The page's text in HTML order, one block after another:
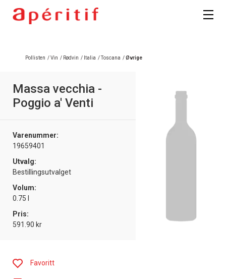
Pollisten /Vin / Rødvin / Italia /Toscana /Øvrige
Massa vecchia -
Poggio a' Venti
Varenummer:
19659401
Utvalg:
Bestillingsutvalget
Volum:
0.75 l
Pris:
591.90 kr
Favoritt